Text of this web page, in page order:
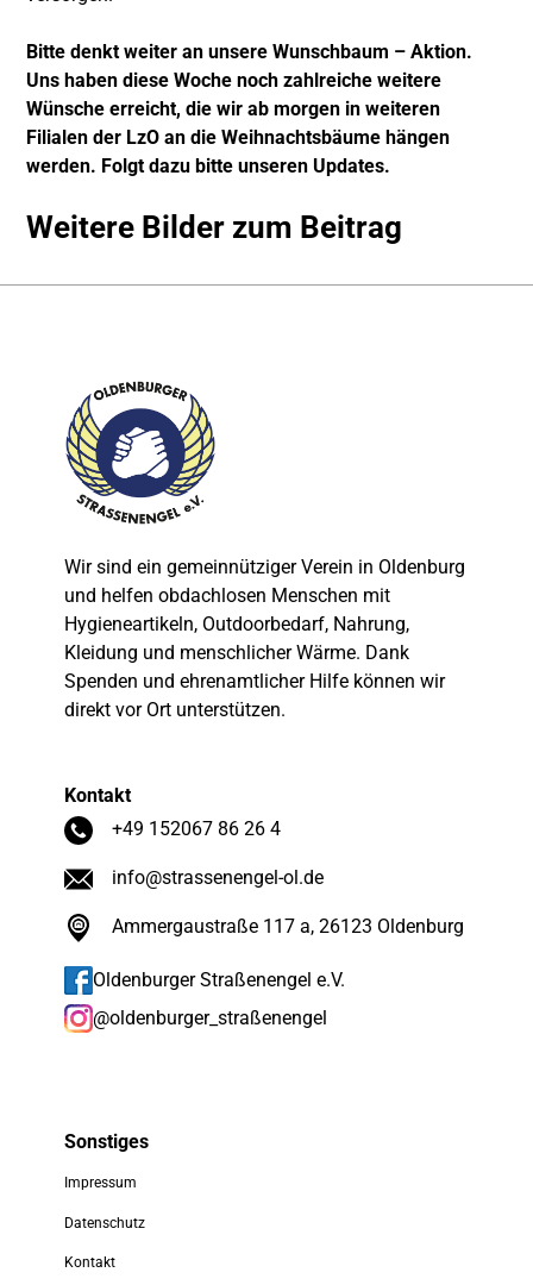
Bitte denkt weiter an unsere Wunschbaum – Aktion.
Uns haben diese Woche noch zahlreiche weitere
Wünsche erreicht, die wir ab morgen in weiteren
Filialen der LzO an die Weihnachtsbäume hängen
werden. Folgt dazu bitte unseren Updates.
Weitere Bilder zum Beitrag
Wir sind ein gemeinnütziger Verein in Oldenburg
und helfen obdachlosen Menschen mit
Hygieneartikeln, Outdoorbedarf, Nahrung,
Kleidung und menschlicher Wärme. Dank
Spenden und ehrenamtlicher Hilfe können wir
direkt vor Ort unterstützen.
Kontakt
+49 152067 86 26 4
info@strassenengel-ol.de
Ammergaustraße 117 a, 26123 Oldenburg
Oldenburger Straßenengel e.V.
@oldenburger_straßenengel
Sonstiges
Impressum
Datenschutz
Kontakt